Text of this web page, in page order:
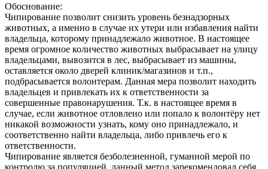
Обоснование:
Чипирование позволит снизить уровень безнадзорных
животных, а именно в случае их утери или избавления найти
владельца, которому принадлежало животное. В настоящее
время огромное количество животных выбрасывает на улицу
владельцами, вывозится в лес, выбрасывает из машины,
оставляется около дверей клиник/магазинов и т.п.,
подбрасывается волонтерам. Данная мера позволит находить
владельцев и привлекать их к ответственности за
совершенные правонарушения. Т.к. в настоящее время в
случае, если животное отловлено или попало к волонтёру нет
никакой возможности узнать, кому оно принадлежало, и
соответственно найти владельца, либо привлечь его к
ответственности.
Чипирование является безболезненной, гуманной мерой по
контролю за популяцией, данный метод зарекомендовал себя